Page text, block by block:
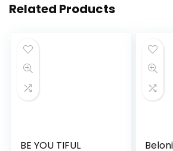
Related Products
BE YOU TIFUL